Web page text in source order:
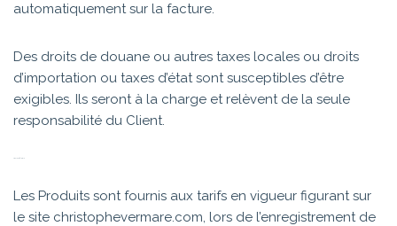
automatiquement sur la facture.
Des droits de douane ou autres taxes locales ou droits
d’importation ou taxes d’état sont susceptibles d’être
exigibles. Ils seront à la charge et relèvent de la seule
responsabilité du Client.
Les Produits sont fournis aux tarifs en vigueur figurant sur
le site christophevermare.com , lors de l’enregistrement de